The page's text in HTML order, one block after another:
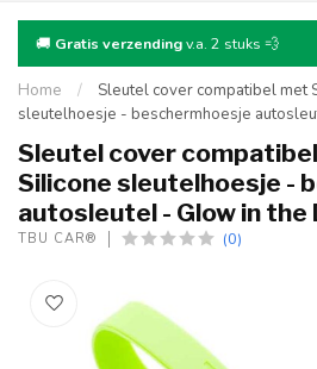
🚚 Gratis verzendingv.a. 2 stuks 💨
Home /
Sleutel cover compatibel met
sleutelhoesje - beschermhoesje
Sleutel cover
Silicone sleutelhoesje -
autosleutel - Glow in the
TBU CAR® (0)